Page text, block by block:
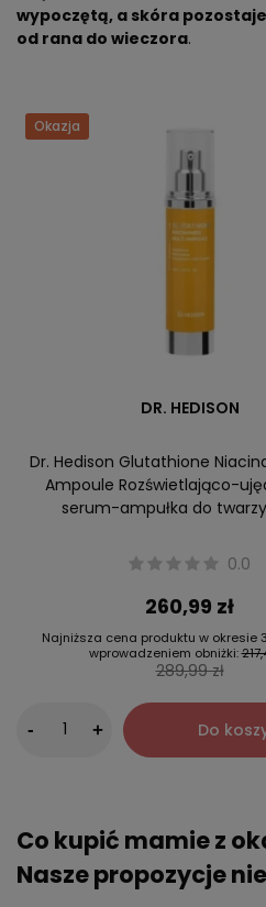
wypoczętą, a skóra
od rana do wieczora.
Okazja
DR. HEDISON
Dr. Hedison Glutathione
Ampoule Rozświetlająco-
serum-ampułka do
0.0
260,99 zł
Najniższa cena produktu w okresie
wprowadzeniem obniżki:
289,99 zł
- + Do
Co kupić mamie z
Nasze propozycje